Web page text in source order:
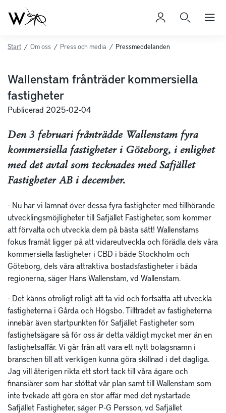
Start / Om oss / Press och media / Pressmeddelanden
Wallenstam frånträder kommersiella
fastigheter
Publicerad 2025-02-04
Den 3 februari frånträdde Wallenstam fyra
kommersiella fastigheter i Göteborg, i enlighet
med det avtal som tecknades med Safjället
Fastigheter AB i december.
- Nu har vi lämnat över dessa fyra fastigheter med tillhörande
utvecklingsmöjligheter till Safjället Fastigheter, som kommer
att förvalta och utveckla dem på bästa sätt! Wallenstams
fokus framåt ligger på att vidareutveckla och förädla dels våra
kommersiella fastigheter i CBD i både Stockholm och
Göteborg, dels våra attraktiva bostadsfastigheter i båda
regionerna, säger Hans Wallenstam, vd Wallenstam.
- Det känns otroligt roligt att ta vid och fortsätta att utveckla
fastigheterna i Gårda och Högsbo. Tillträdet av fastigheterna
innebär även startpunkten för Safjället Fastigheter som
fastighetsägare så för oss är detta väldigt mycket mer än en
fastighetsaffär. Vi går från att vara ett nytt bolagsnamn i
branschen till att verkligen kunna göra skillnad i det dagliga.
Jag vill återigen rikta ett stort tack till våra ägare och
finansiärer som har stöttat vår plan samt till Wallenstam som
inte tvekade att göra en stor affär med det nystartade
Safjället Fastigheter, säger P-G Persson, vd Safjället